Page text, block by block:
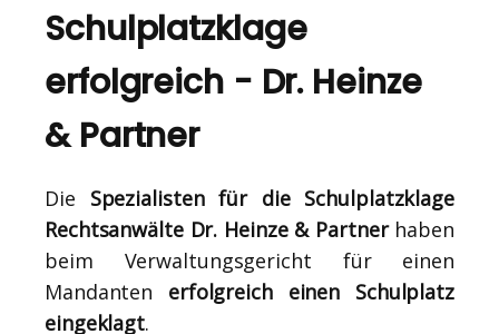
Schulplatzklage
erfolgreich - Dr. Heinze
& Partner
Die Spezialisten für die Schulplatzklage
Rechtsanwälte Dr. Heinze & Partnerhaben
beim Verwaltungsgericht für einen
Mandanten erfolgreich einen Schulplatz
eingeklagt.